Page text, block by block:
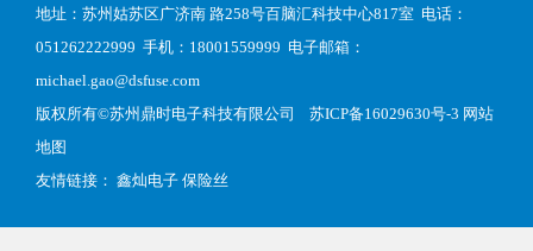
地址：苏州姑苏区广济南 路258号百脑汇科技中心817室 电话：
051262222999 手机：18001559999 电子邮箱：
michael.gao@dsfuse.com
版权所有©苏州鼎时电子科技有限公司 苏ICP备16029630号-3 网站
地图
友情链接： 鑫灿电子 保险丝